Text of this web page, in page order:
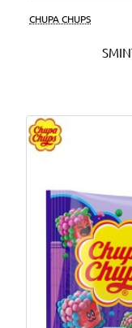
CHUPA CHUPS